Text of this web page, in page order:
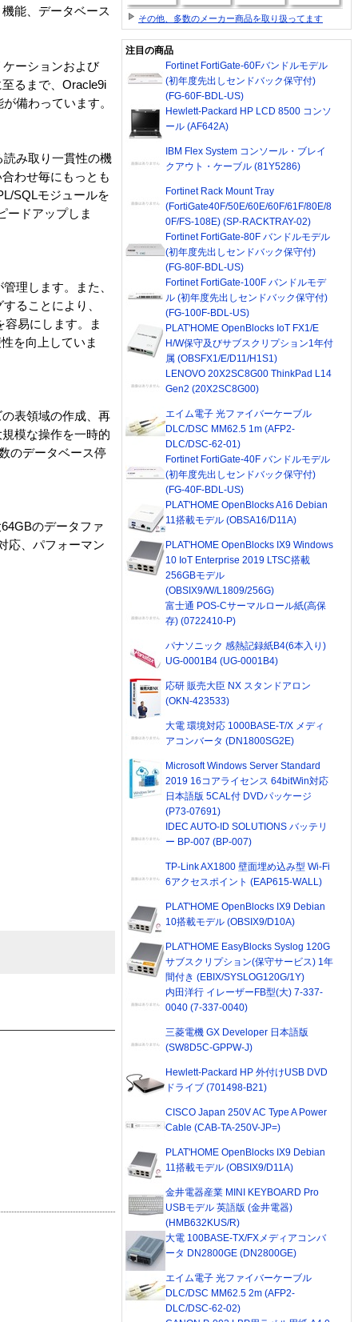
能、データベース
ーションおよび
るまで、Oracle9i
備わっています。
み取り一貫性の機
わせ毎にもっとも
SQLモジュールを
ードアップしま
理します。また、
ることにより、
易にします。ま
を向上していま
表領域の作成、再
模な操作を一時的
のデータベース停
のデータファ
応、パフォーマン
その他、多数のメーカー商品を取り扱ってます
注目の商品
Fortinet FortiGate-60Fバンドルモデル
(初年度先出しセンドバック保守付)
(FG-60F-BDL-US)
Hewlett-Packard HP LCD 8500 コンソ
ール (AF642A)
IBM Flex System コンソール・ブレイ
クアウト・ケーブル (81Y5286)
Fortinet Rack Mount Tray
(FortiGate40F/50E/60E/60F/61F/80E/8
0F/FS-108E) (SP-RACKTRAY-02)
Fortinet FortiGate-80F バンドルモデル
(初年度先出しセンドバック保守付)
(FG-80F-BDL-US)
Fortinet FortiGate-100F バンドルモデ
ル (初年度先出しセンドバック保守付)
(FG-100F-BDL-US)
PLAT'HOME OpenBlocks IoT FX1/E
H/W保守及びサブスクリプション1年付
属 (OBSFX1/E/D11/H1S1)
LENOVO 20X2SC8G00 ThinkPad L14
Gen2 (20X2SC8G00)
エイム電子 光ファイバーケーブル
DLC/DSC MM62.5 1m (AFP2-
DLC/DSC-62-01)
Fortinet FortiGate-40F バンドルモデル
(初年度先出しセンドバック保守付)
(FG-40F-BDL-US)
PLAT'HOME OpenBlocks A16 Debian
11搭載モデル (OBSA16/D11A)
PLAT'HOME OpenBlocks IX9 Windows
10 IoT Enterprise 2019 LTSC搭載
256GBモデル
(OBSIX9/W/L1809/256G)
富士通 POS-Cサーマルロール紙(高保
存) (0722410-P)
パナソニック 感熱記録紙B4(6本入り)
UG-0001B4 (UG-0001B4)
応研 販売大臣 NX スタンドアロン
(OKN-423533)
大電 環境対応 1000BASE-T/X メディ
アコンバータ (DN1800SG2E)
Microsoft Windows Server Standard
2019 16コアライセンス 64bitWin対応
日本語版 5CAL付 DVDパッケージ
(P73-07691)
IDEC AUTO-ID SOLUTIONS バッテリ
ー BP-007 (BP-007)
TP-Link AX1800 壁面埋め込み型 Wi-Fi
6アクセスポイント (EAP615-WALL)
PLAT'HOME OpenBlocks IX9 Debian
10搭載モデル (OBSIX9/D10A)
PLAT'HOME EasyBlocks Syslog 120G
サブスクリプション(保守サービス) 1年
間付き (EBIX/SYSLOG120G/1Y)
内田洋行 イレーザーFB型(大) 7-337-
0040 (7-337-0040)
三菱電機 GX Developer 日本語版
(SW8D5C-GPPW-J)
Hewlett-Packard HP 外付けUSB DVD
ドライブ (701498-B21)
CISCO Japan 250V AC Type A Power
Cable (CAB-TA-250V-JP=)
PLAT'HOME OpenBlocks IX9 Debian
11搭載モデル (OBSIX9/D11A)
金井電器産業 MINI KEYBOARD Pro
USBモデル 英語版 (金井電器)
(HMB632KUS/R)
大電 100BASE-TX/FXメディアコンバ
ータ DN2800GE (DN2800GE)
エイム電子 光ファイバーケーブル
DLC/DSC MM62.5 2m (AFP2-
DLC/DSC-62-02)